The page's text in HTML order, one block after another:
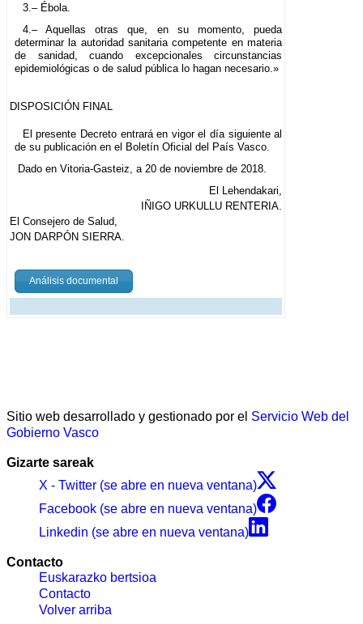
3.– Ébola.
4.– Aquellas otras que, en su momento, pueda
determinar la autoridad sanitaria competente en materia
de sanidad, cuando excepcionales circunstancias
epidemiológicas o de salud pública lo hagan necesario.»
DISPOSICIÓN FINAL
El presente Decreto entrará en vigor el día siguiente al
de su publicación en el Boletín Oficial del País Vasco.
Dado en Vitoria-Gasteiz, a 20 de noviembre de 2018.
El Lehendakari,
IÑIGO URKULLU RENTERIA.
El Consejero de Salud,
JON DARPÓN SIERRA.
Análisis documental
Sitio web desarrollado y gestionado por el Servicio Web del
Gobierno Vasco
Gizarte sareak
X - Twitter (se abre en nueva ventana)
Facebook (se abre en nueva ventana)
Linkedin (se abre en nueva ventana)
Contacto
Euskarazko bertsioa
Contacto
Volver arriba